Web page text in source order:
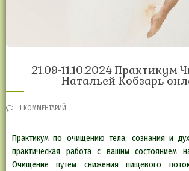
21.09-11.10.2024 Практикум
Натальей Кобзарь
1 КОММЕНТАРИЙ
Практикум по очищению тела, сознания и
практическая работа с вашим состоянием
Очищение путем снижения пищевого